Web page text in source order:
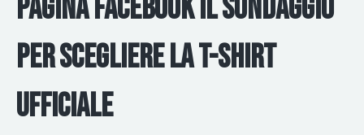
pagina Facebook il sondaggio
per scegliere la T-shirt
ufficiale